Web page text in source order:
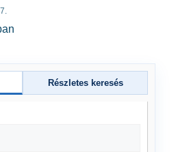
Részletes keresés